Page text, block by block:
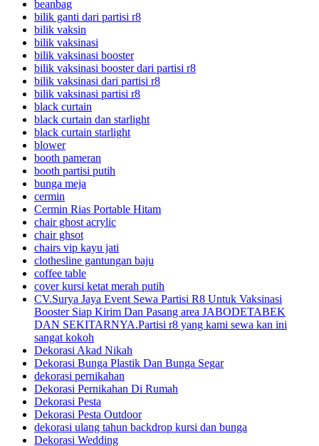
beanbag
bilik ganti dari partisi r8
bilik vaksin
bilik vaksinasi
bilik vaksinasi booster
bilik vaksinasi booster dari partisi r8
bilik vaksinasi dari partisi r8
bilik vaksinasi partisi r8
black curtain
black curtain dan starlight
black curtain starlight
blower
booth pameran
booth partisi putih
bunga meja
cermin
Cermin Rias Portable Hitam
chair ghost acrylic
chair ghsot
chairs vip kayu jati
clothesline gantungan baju
coffee table
cover kursi ketat merah putih
CV.Surya Jaya Event Sewa Partisi R8 Untuk Vaksinasi
Booster Siap Kirim Dan Pasang area JABODETABEK
DAN SEKITARNYA.Partisi r8 yang kami sewa kan ini
sangat kokoh
Dekorasi Akad Nikah
Dekorasi Bunga Plastik Dan Bunga Segar
dekorasi pernikahan
Dekorasi Pernikahan Di Rumah
Dekorasi Pesta
Dekorasi Pesta Outdoor
dekorasi ulang tahun backdrop kursi dan bunga
Dekorasi Wedding